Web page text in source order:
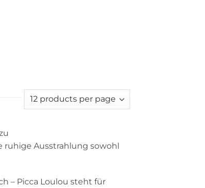
ruhige Ausstrahlung sowohl
– Picca Loulou steht für